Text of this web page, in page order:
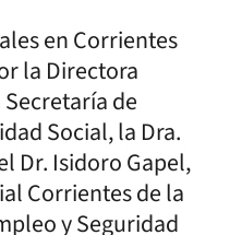
en Corrientes
la Directora
de
Social, la Dra.
Dr. Isidoro Gapel,
Corrientes de la
y Seguridad